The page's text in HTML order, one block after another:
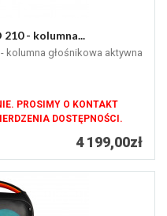
210 - kolumna...
- kolumna głośnikowa aktywna
PROSIMY O KONTAKT
DOSTĘPNOŚCI.
4 199,00zł